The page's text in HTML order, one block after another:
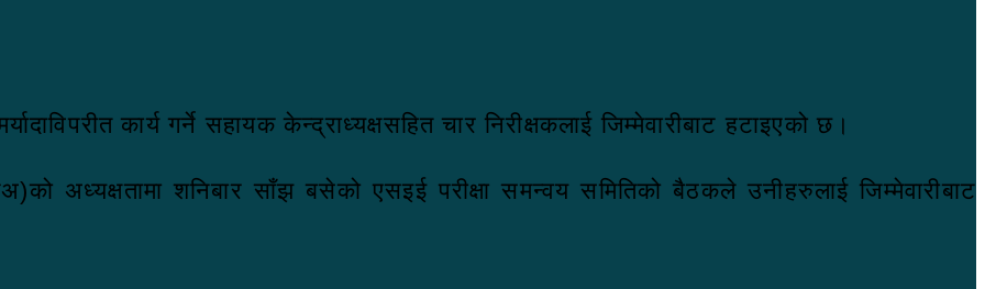
कार्य गर्ने सहायक केन्द्राध्यक्षसहित चार निरीक्षकलाई जिम्मेवारीबाट हटाइएको छ।
अध्यक्षतामा शनिबार साँझ बसेको एसइई परीक्षा समन्वय समितिको बैठकले उनीहरुलाई जिम्मेवारीबाट